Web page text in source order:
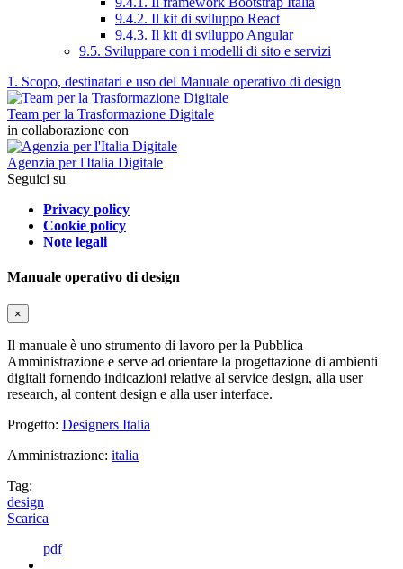
9.4.2. Il kit di sviluppo React
9.4.3. Il kit di sviluppo Angular
9.5. Sviluppare con i modelli di sito e servizi
1. Scopo, destinatari e uso del Manuale operativo di design
Team per la Trasformazione Digitale
in collaborazione con
Agenzia per l'Italia Digitale
Seguici su
Privacy policy
Cookie policy
Note legali
Manuale operativo di design
×
Il manuale è uno strumento di lavoro per la Pubblica
Amministrazione e serve ad orientare la progettazione di ambienti
digitali fornendo indicazioni relative al service design, alla user
research, al content design e alla user interface.
Progetto: Designers Italia
Amministrazione: italia
Tag:
design
Scarica
pdf